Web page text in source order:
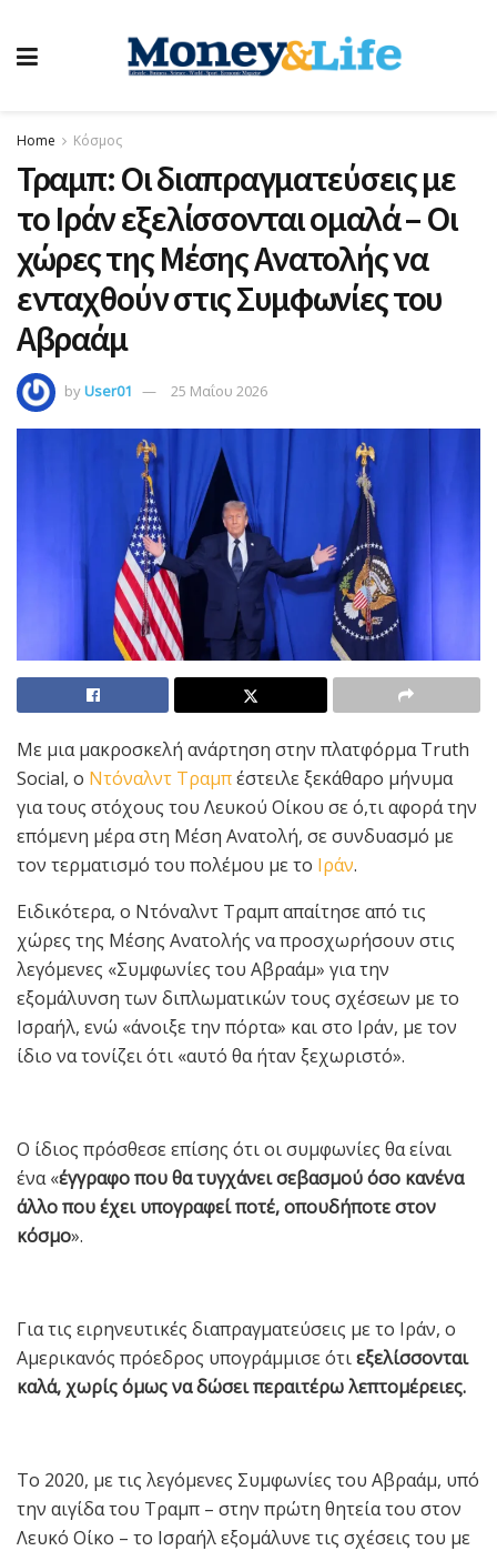
Home Κόσμος
Τραμπ: Οι διαπραγματεύσεις με
το Ιράν εξελίσσονται ομαλά – Οι
χώρες της Μέσης Ανατολής να
ενταχθούν στις Συμφωνίες του
Αβραάμ
byUser01 25 Μαΐου 2026
Με μια μακροσκελή ανάρτηση στην πλατφόρμα Truth
Social, ο Ντόναλντ Τραμπέστειλε ξεκάθαρο μήνυμα
για τους στόχους του Λευκού Οίκου σε ό,τι αφορά την
επόμενη μέρα στη Μέση Ανατολή, σε συνδυασμό με
τον τερματισμό του πολέμου με το Ιράν.
Ειδικότερα, ο Ντόναλντ Τραμπ απαίτησε από τις
χώρες της Μέσης Ανατολής να προσχωρήσουν στις
λεγόμενες «Συμφωνίες του Αβραάμ» για την
εξομάλυνση των διπλωματικών τους σχέσεων με το
Ισραήλ, ενώ «άνοιξε την πόρτα» και στο Ιράν, με τον
ίδιο να τονίζει ότι «αυτό θα ήταν ξεχωριστό».
Ο ίδιος πρόσθεσε επίσης ότι οι συμφωνίες θα είναι
ένα «έγγραφο που θα τυγχάνει σεβασμού όσο κανένα
άλλο που έχει υπογραφεί ποτέ, οπουδήποτε στον
κόσμο».
Για τις ειρηνευτικές διαπραγματεύσεις με το Ιράν, ο
Αμερικανός πρόεδρος υπογράμμισε ότιεξελίσσονται
καλά, χωρίς όμως να δώσει περαιτέρω λεπτομέρειες.
Το 2020, με τις λεγόμενες Συμφωνίες του Αβραάμ, υπό
την αιγίδα του Τραμπ – στην πρώτη θητεία του στον
Λευκό Οίκο – το Ισραήλ εξομάλυνε τις σχέσεις του με